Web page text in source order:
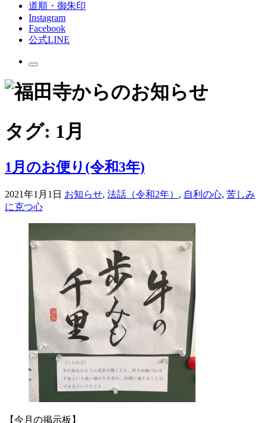
道順・御朱印
Instagram
Facebook
公式LINE
タグ: 1月
1月のお便り(令和3年)
2021年1月1日 お知らせ, 法話（令和2年） , 自利の心, 苦しみ
に克つ心
【今月の掲示板】